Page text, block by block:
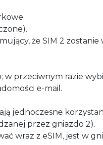
że SIM 2 zostanie
w przeciwnym razie
e-mail.
jednoczesne
przez gniazdo 2).
wraz z eSIM, jest w